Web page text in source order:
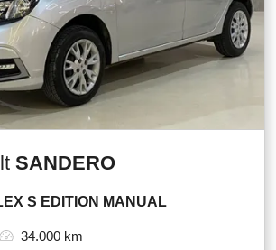
SANDERO
S EDITION MANUAL
34.000 km